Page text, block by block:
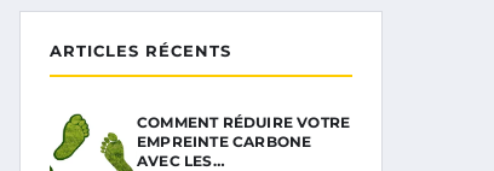
ARTICLES RÉCENTS
COMMENT RÉDUIRE VOTRE
EMPREINTE CARBONE
AVEC LES…